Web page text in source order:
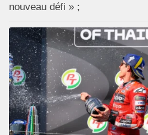
nouveau défi » ;